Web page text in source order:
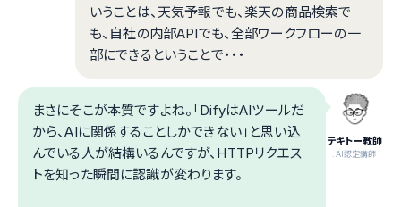
いうことは、天気予報でも、楽天の商品検索で
も、自社の内部APIでも、全部ワークフローの一
部にできるということで・・・
テキトー教師
.AI認定講師
まさにそこが本質ですよね。「DifyはAIツールだ
から、AIに関係することしかできない」と思い込
んでいる人が結構いるんですが、HTTPリクエス
トを知った瞬間に認識が変わります。